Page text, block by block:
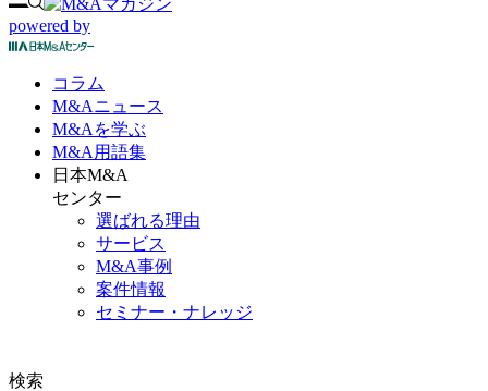
powered by
コラム
M&Aニュース
M&Aを学ぶ
M&A 用語集
日本M&A
センター
選ばれる理由
サービス
M&A事例
案件情報
セミナー・ナレッジ
検索